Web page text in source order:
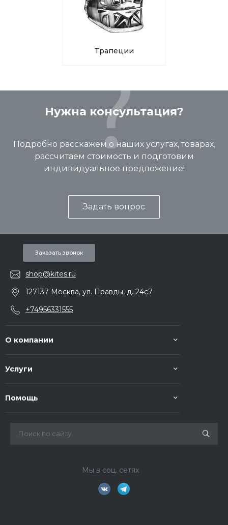
Трапеции
Нужна консультация?
Подробно расскажем о наших услугах, товарах,
рассчитаем стоимость и подготовим
индивидуальное предложение!
Задать вопрос
Заказать звонок
shop@kites.ru
127137 Москва, ул. Правды, д. 24с7
+74956331555
О компании
Услуги
Помощь
Мы в соц. сетях